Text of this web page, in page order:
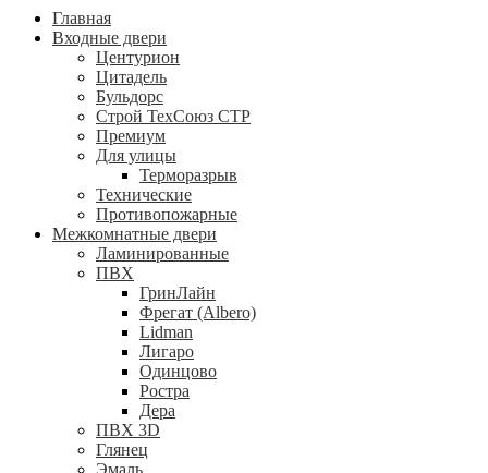
Главная
Входные двери
Центурион
Цитадель
Бульдорс
Строй ТехСоюз СТР
Премиум
Для улицы
Терморазрыв
Технические
Противопожарные
Межкомнатные двери
Ламинированные
ПВХ
ГринЛайн
Фрегат (Albero)
Lidman
Лигаро
Одинцово
Ростра
Дера
ПВХ 3D
Глянец
Эмаль